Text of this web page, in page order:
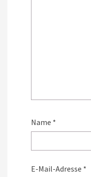
Name *
E-Mail-Adresse *